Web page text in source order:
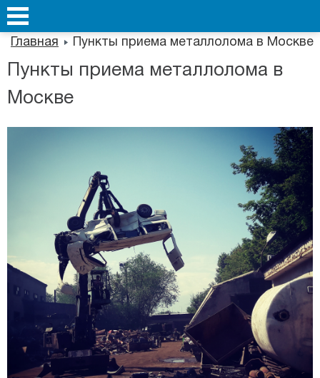
Главная Пункты приема металлолома в Москве
Пункты приема металлолома в
Москве